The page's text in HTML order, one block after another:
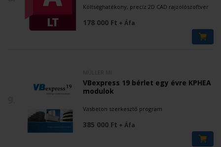
Költséghatékony, precíz 2D CAD rajzolószoftver
178 000 Ft + Áfa
VBexpress 19 bérlet egy évre KPHEA
modulok
Vasbeton szerkesztő program
385 000 Ft + Áfa